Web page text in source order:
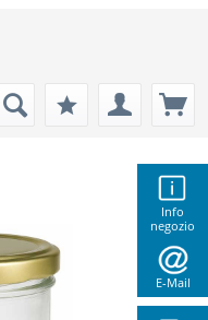
Info
negozio
E-Mail